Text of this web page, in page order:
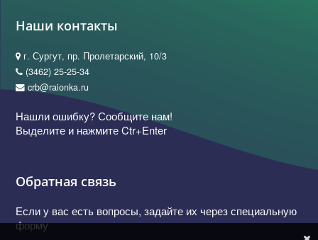
Наши контакты
г. Сургут, пр. Пролетарский, 10/3
(3462) 25-25-34
crb@raionka.ru
Нашли ошибку? Сообщите нам!
Выделите и нажмите Ctr+Enter
Обратная связь
Если у вас есть вопросы, задайте их через специальную
форму